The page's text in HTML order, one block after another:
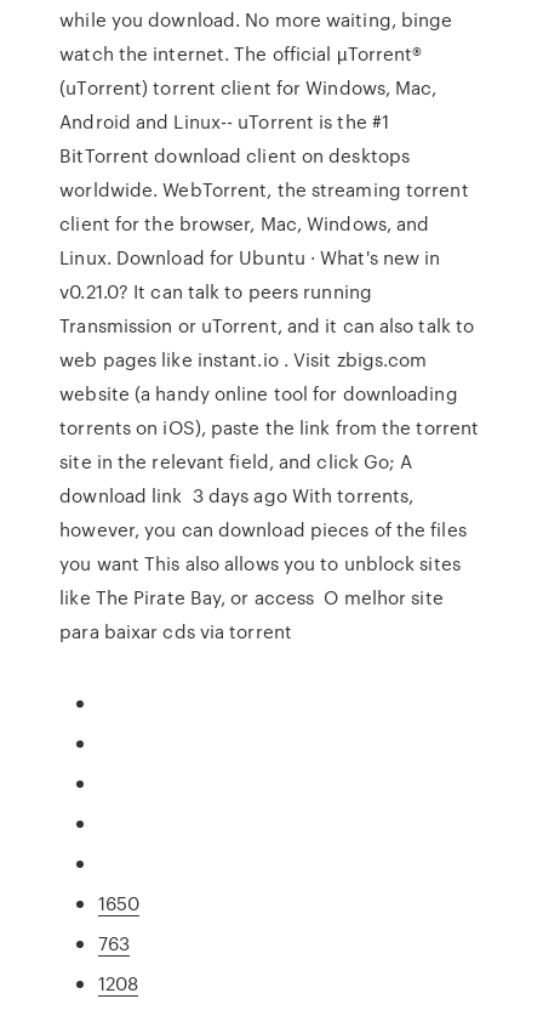
while you download. No more waiting, binge
watch the internet. The official µTorrent®
(uTorrent) torrent client for Windows, Mac,
Android and Linux-- uTorrent is the #1
BitTorrent download client on desktops
worldwide. WebTorrent, the streaming torrent
client for the browser, Mac, Windows, and
Linux. Download for Ubuntu · What's new in
v0.21.0? It can talk to peers running
Transmission or uTorrent, and it can also talk to
web pages like instant.io . Visit zbigs.com
website (a handy online tool for downloading
torrents on iOS), paste the link from the torrent
site in the relevant field, and click Go; A
download link 3 days ago With torrents,
however, you can download pieces of the files
you want This also allows you to unblock sites
like The Pirate Bay, or access O melhor site
para baixar cds via torrent
1650
763
1208